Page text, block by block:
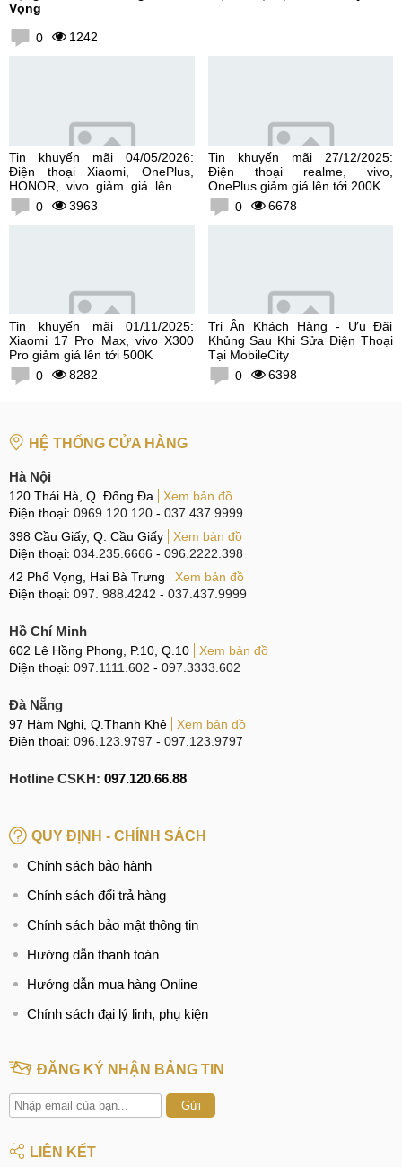
Vọng
0 1242
Tin khuyến mãi 04/05/2026:
Điện thoại Xiaomi, OnePlus,
HONOR, vivo giảm giá lên tới
300K0 3963
Tin khuyến mãi 27/12/2025:
Điện thoại realme, vivo,
OnePlus giảm giá lên tới 200K
0
6678
Tin khuyến mãi 01/11/2025:
Xiaomi 17 Pro Max, vivo X300
Pro giảm giá lên tới 500K
0
8282
Tri Ân Khách Hàng - Ưu Đãi
Khủng Sau Khi Sửa Điện Thoại
Tại MobileCity
0
6398
HỆ THỐNG CỬA HÀNG
Hà Nội
120 Thái Hà, Q. Đống Đa
Xem bản đồ
Điện thoại: 0969.120.120 - 037.437.9999
398 Cầu Giấy, Q. Cầu Giấy
Xem bản đồ
Điện thoại: 034.235.6666 - 096.2222.398
42 Phố Vọng, Hai Bà Trưng
Xem bản đồ
Điện thoại: 097. 988.4242 - 037.437.9999
Hồ Chí Minh
602 Lê Hồng Phong, P.10, Q.10
Xem bản đồ
Điện thoại: 097.1111.602 - 097.3333.602
Đà Nẵng
97 Hàm Nghi, Q.Thanh Khê
Xem bản đồ
Điện thoại: 096.123.9797 - 097.123.9797
Hotline CSKH: 097.120.66.88
QUY ĐỊNH - CHÍNH SÁCH
Chính sách bảo hành
Chính sách đổi trả hàng
Chính sách bảo mật thông tin
Hướng dẫn thanh toán
Hướng dẫn mua hàng Online
Chính sách đại lý linh, phụ kiện
ĐĂNG KÝ NHẬN BẢNG TIN
Gửi
LIÊN KẾT